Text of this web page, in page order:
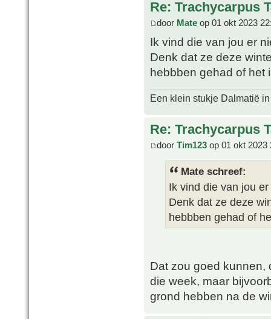
Re: Trachycarpus
door Mate op 01 okt 2023
Ik vind die van jou er
Denk dat ze deze
hebbben gehad of het
Een klein stukje Dalmatië
Re: Trachycarpus
door Tim123 op 01 okt 2023
Mate schreef:
Ik vind die van jou
Denk dat ze deze
hebbben gehad of
Dat zou goed kunnen,
die week, maar
grond hebben na de